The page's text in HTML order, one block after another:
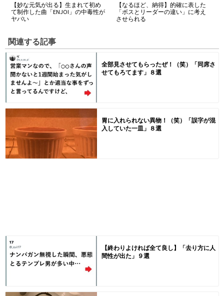
【妙な元気が出る】生まれて初め
て制作した曲「ENJOI」の中毒性が
ヤバい
【なるほど、納得】的確に表した
「ボスとリーダーの違い」に考え
させられる
関連する記事
全部見させてもらったぜ！（笑）「同席さ
せてもろてます」８選
胃に入れられない異物！（笑）「誤字が混
入していた一皿」８選
【終わりよければ全て良し】「去り方に人
間性が出た」９選